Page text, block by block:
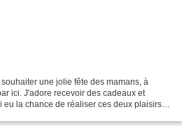
une jolie fête des mamans, à
ici. J'adore recevoir des cadeaux et
eu la chance de réaliser ces deux plaisirs